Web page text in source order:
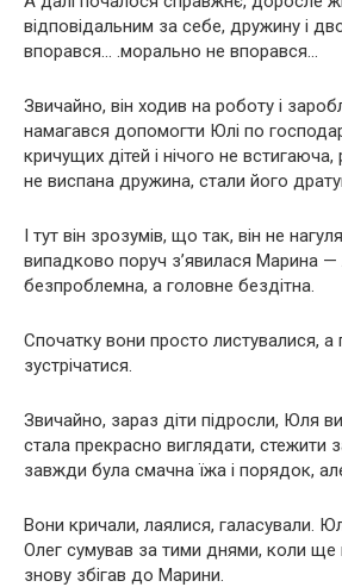
відповідальним за себе, дружину і
впорався… .морально не впорався…
Звичайно, він ходив на роботу і
намагався допомогти Юлі по
кричущих дітей і нічого не встигаюча,
не виспана дружина, стали його
І тут він зрозумів, що так, він не
випадково поруч з’явилася Марина —
безпроблемна, а головне бездітна.
Спочатку вони просто листувалися, а
зустрічатися.
Звичайно, зараз діти підросли, Юля
стала прекрасно виглядати,
завжди була смачна їжа і порядок,
Вони кричали, лаялися, галасували.
Олег сумував за тими днями, коли ще
знову збігав до Марини.